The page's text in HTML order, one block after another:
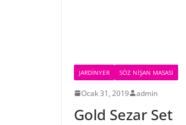
JARDINYER SÖZ NIŞAN MASASI
Ocak 31, 2019 admin
Gold Sezar Set